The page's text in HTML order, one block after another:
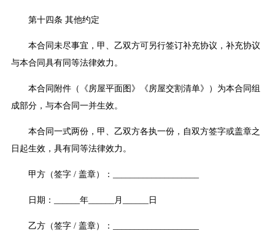
第十四条 其他约定
本合同未尽事宜，甲、乙双方可另行签订补充协议，补充协议
与本合同具有同等法律效力。
本合同附件（《房屋平面图》《房屋交割清单》）为本合同组
成部分，与本合同一并生效。
本合同一式两份，甲、乙双方各执一份，自双方签字或盖章之
日起生效，具有同等法律效力。
甲方（签字 / 盖章）：____________________
日期：______年______月______日
乙方（签字 / 盖章）：____________________